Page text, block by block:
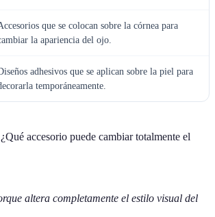
que se colocan sobre la córnea para
la apariencia del ojo.
adhesivos que se aplican sobre la piel para
temporáneamente.
¿Qué accesorio puede cambiar totalmente el
altera completamente el estilo visual del